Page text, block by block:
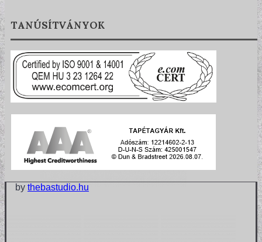
MODERN TAPÉTÁK
TANÚSÍTVÁNYOK
by thebastudio.hu